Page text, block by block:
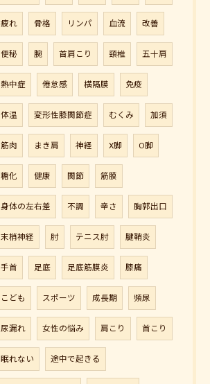
疲れ 骨格 リンパ 血流 改善
便秘 腕 首肩こり 頸椎 五十肩
熱中症 倦怠感 横隔膜 免疫
体温 変形性膝関節症 むくみ 加須
筋肉 まき肩 神経 X脚 O脚
糖化 健康 関節 筋膜
身体の左右差 不調 辛さ 胸郭出口
末梢神経 肘 テニス肘 腱鞘炎
手首 足底 足底筋膜炎 膝痛
こども スポーツ 成長期 頻尿
尿漏れ 女性の悩み 肩こり 首こり
眠れない 途中で起きる